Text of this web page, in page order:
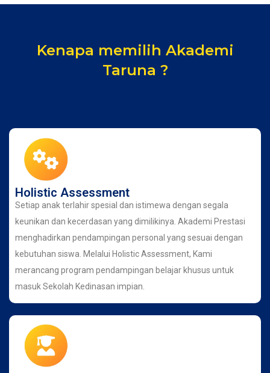
Kenapa memilih Akademi
Taruna ?
Holistic Assessment
Setiap anak terlahir spesial dan istimewa dengan segala
keunikan dan kecerdasan yang dimilikinya. Akademi Prestasi
menghadirkan pendampingan personal yang sesuai dengan
kebutuhan siswa. Melalui Holistic Assessment, Kami
merancang program pendampingan belajar khusus untuk
masuk Sekolah Kedinasan impian.